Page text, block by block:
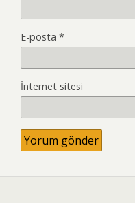
E-posta *
İnternet sitesi